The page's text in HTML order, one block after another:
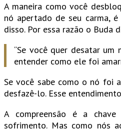
A maneira como você
nó apertado de seu carma,
disso. Por essa razão o Buda
“Se você quer desatar um
entender como ele foi
Se você sabe como o nó foi
desfazê-lo. Esse
A compreensão é a
sofrimento. Mas como nós